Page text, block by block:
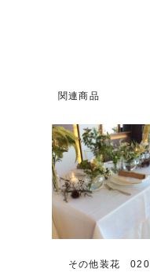
関連商品
その他装花 020